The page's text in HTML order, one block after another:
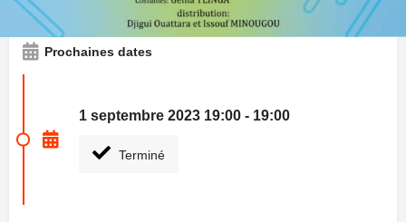
Prochaines dates
1 septembre 2023 19:00 - 19:00
Terminé